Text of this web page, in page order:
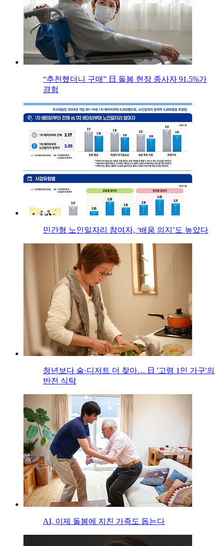
“추천했더니 구매” 日 돌봄 현장 종사자 91.5%가
경험
민간형 노인일자리 참여자, ‘배움 의지’도 높았다
청년보다 술·디저트 더 찾아… 日 '고령 1인 가구'의
반전 식탁
AI, 이제 돌봄에 지친 가족도 돕는다